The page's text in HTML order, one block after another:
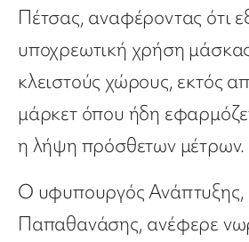
Πέτσας, αναφέροντας ότι
υποχρεωτική χρήση
κλειστούς χώρους, εκτός
μάρκετ όπου ήδη
η λήψη πρόσθετων μέτρων.
Ο υφυπουργός Ανάπτυξης,
Παπαθανάσης, ανέφερε